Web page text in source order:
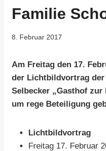
Familie
8. Februar 2017
Am Freitag den 17.
der Lichtbildvortrag
Selbecker „Gasthof
um rege Beteiligung
Lichtbildvortrag
Freitag 17. Februar